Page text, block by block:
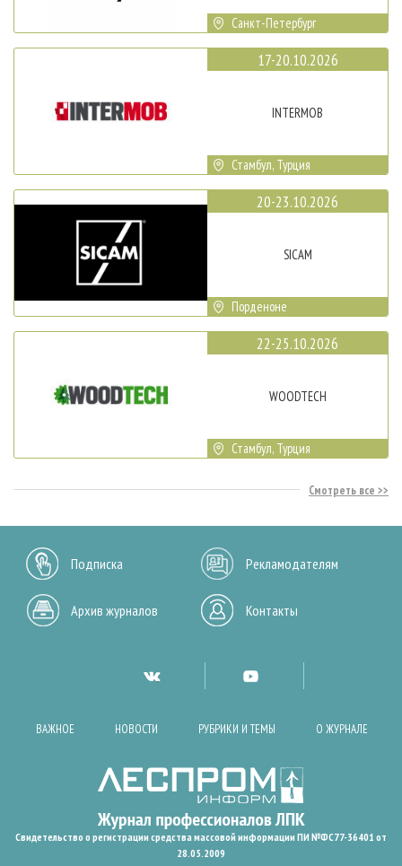
Санкт-Петербург
17-20.10.2026
INTERMOB
Стамбул, Турция
20-23.10.2026
SICAM
Порденоне
22-25.10.2026
WOODTECH
Стамбул, Турция
Смотреть все
Подписка Рекламодателям
Архив журналов Контакты
ВАЖНОЕ НОВОСТИ РУБРИКИ И ТЕМЫ О ЖУРНАЛЕ
Свидетельство о регистрации средства массовой информации ПИ №ФС77-36401 от
28.05.2009